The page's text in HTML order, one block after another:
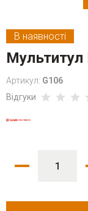
В наявності
Мультитул
Артикул: G106
Відгуки